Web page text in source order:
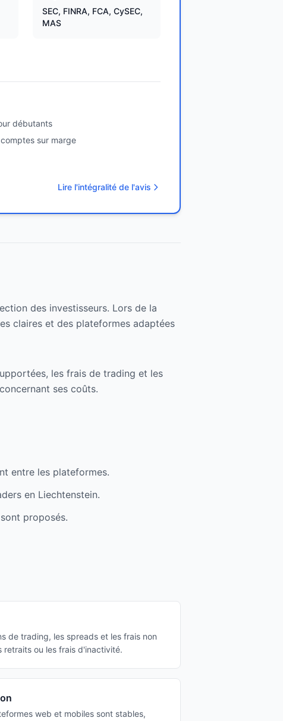
SEC, FINRA, FCA, CySEC,
MAS
débutants
sur marge
Lire l'intégralité de l'avis
des investisseurs. Lors de la
claires et des plateformes adaptées
les frais de trading et les
ses coûts.
entre les plateformes.
en Liechtenstein.
proposés.
de trading, les spreads et les frais non
retraits ou les frais d'inactivité.
web et mobiles sont stables,